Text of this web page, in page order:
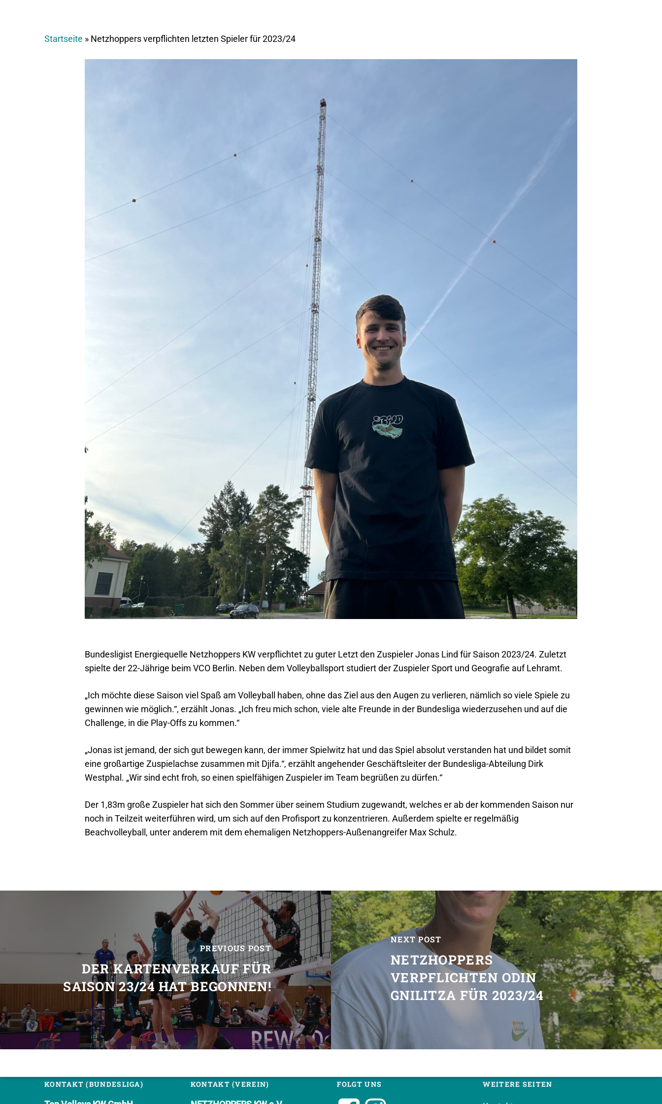
Startseite » Netzhoppers verpflichten letzten Spieler für 2023/24
Bundesligist Energiequelle Netzhoppers KW verpflichtet zu guter Letzt den Zuspieler Jonas Lind für Saison 2023/24. Zuletzt
spielte der 22-Jährige beim VCO Berlin. Neben dem Volleyballsport studiert der Zuspieler Sport und Geografie auf Lehramt.
„Ich möchte diese Saison viel Spaß am Volleyball haben, ohne das Ziel aus den Augen zu verlieren, nämlich so viele Spiele zu
gewinnen wie möglich.“, erzählt Jonas. „Ich freu mich schon, viele alte Freunde in der Bundesliga wiederzusehen und auf die
Challenge, in die Play-Offs zu kommen.“
„Jonas ist jemand, der sich gut bewegen kann, der immer Spielwitz hat und das Spiel absolut verstanden hat und bildet somit
eine großartige Zuspielachse zusammen mit Djifa.“, erzählt angehender Geschäftsleiter der Bundesliga-Abteilung Dirk
Westphal. „Wir sind echt froh, so einen spielfähigen Zuspieler im Team begrüßen zu dürfen.“
Der 1,83m große Zuspieler hat sich den Sommer über seinem Studium zugewandt, welches er ab der kommenden Saison nur
noch in Teilzeit weiterführen wird, um sich auf den Profisport zu konzentrieren. Außerdem spielte er regelmäßig
Beachvolleyball, unter anderem mit dem ehemaligen Netzhoppers-Außenangreifer Max Schulz.
PREVIOUS POST
DER KARTENVERKAUF FÜR
SAISON 23/24 HAT BEGONNEN!
NEXT POST
NETZHOPPERS
VERPFLICHTEN ODIN
GNILITZA FÜR 2023/24
KONTAKT (BUNDESLIGA) KONTAKT (VEREIN) FOLGT UNS WEITERE SEITEN